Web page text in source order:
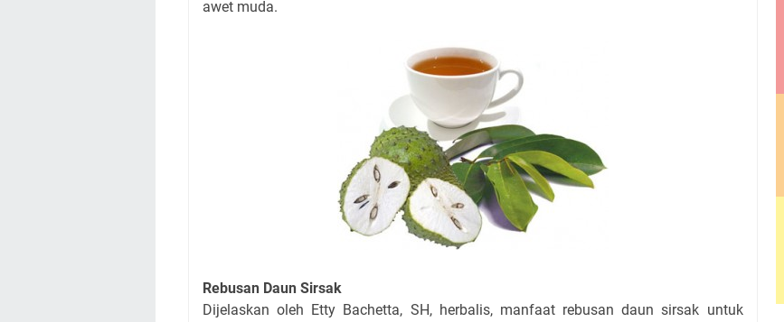
awet muda.
Rebusan Daun Sirsak
Dijelaskan oleh Etty Bachetta, SH, herbalis, manfaat rebusan daun sirsak untuk